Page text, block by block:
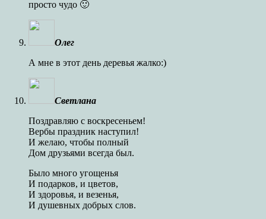
просто чудо 🙂
Олег
А мне в этот день деревья жалко:)
Светлана
Поздравляю с воскресеньем!
Вербы праздник наступил!
И желаю, чтобы полный
Дом друзьями всегда был.
Было много угощенья
И подарков, и цветов,
И здоровья, и везенья,
И душевных добрых слов.